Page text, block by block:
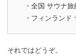
・全国 サウナ旅
・フィンランド
それではどうぞ。